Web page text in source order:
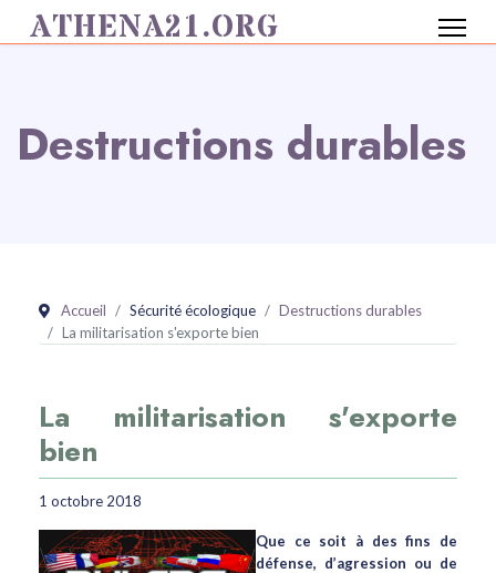
ATHENA21.ORG
Destructions durables
Accueil Sécurité écologique
Destructions durables
La militarisation s'exporte bien
La militarisation s'exporte
bien
1 octobre 2018
Que ce soit à des fins de
défense, d’agression ou de